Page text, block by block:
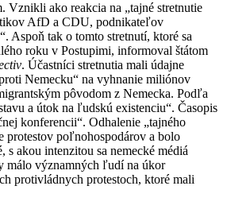
Vznikli ako reakcia na „tajné stretnutie
AfD a CDU, podnikateľov
Aspoň tak o tomto stretnutí, ktoré sa
roku v Postupimi, informoval štátom
. Účastníci stretnutia mali údajne
Nemecku“ na vyhnanie miliónov
pôvodom z Nemecka. Podľa
a útok na ľudskú existenciu“. Časopis
konferencii“. Odhalenie „tajného
protestov poľnohospodárov a bolo
s akou intenzitou sa nemecké médiá
málo významných ľudí na úkor
protivládnych protestoch, ktoré mali